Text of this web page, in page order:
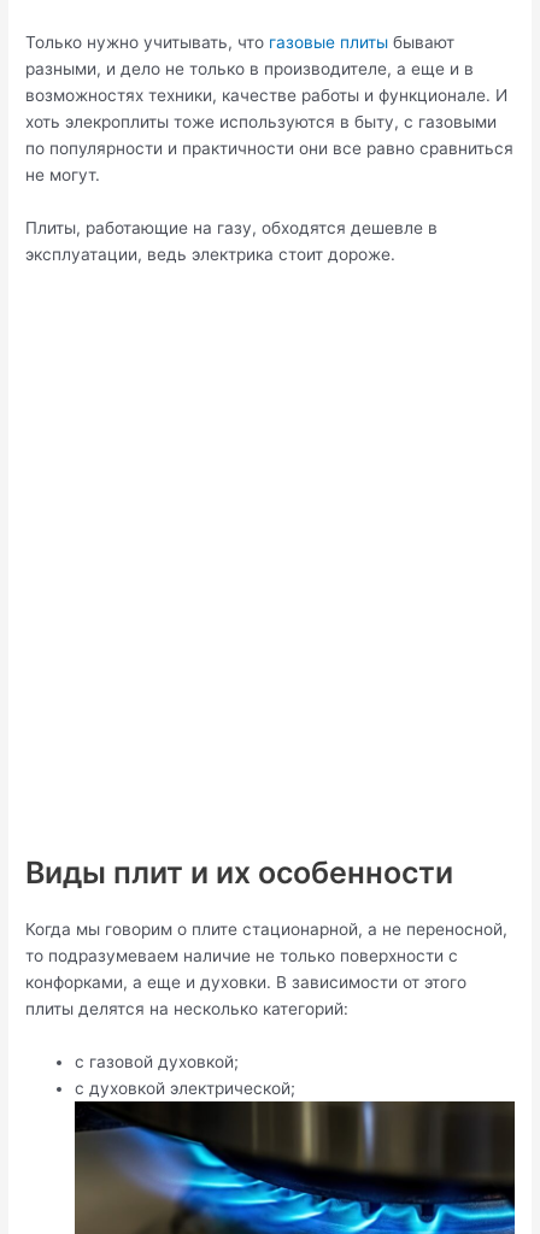
Только нужно учитывать, что газовые плиты бывают
разными, и дело не только в производителе, а еще и в
возможностях техники, качестве работы и функционале. И
хоть элекроплиты тоже используются в быту, с газовыми
по популярности и практичности они все равно сравниться
не могут.
Плиты, работающие на газу, обходятся дешевле в
эксплуатации, ведь электрика стоит дороже.
Виды плит и их особенности
Когда мы говорим о плите стационарной, а не переносной,
то подразумеваем наличие не только поверхности с
конфорками, а еще и духовки. В зависимости от этого
плиты делятся на несколько категорий:
с газовой духовкой;
с духовкой электрической;